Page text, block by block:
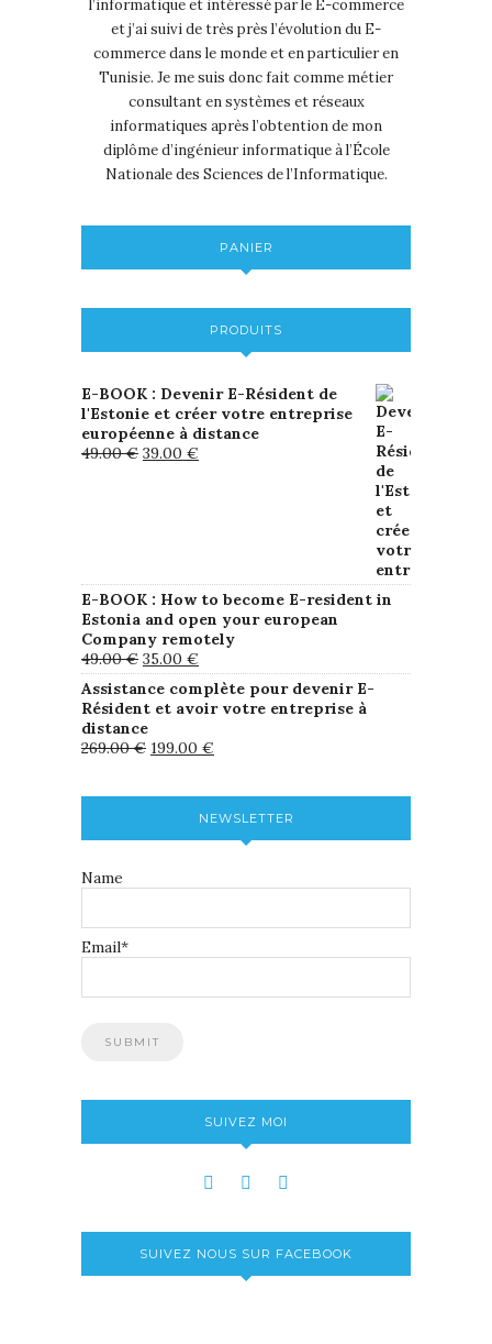
l’informatique et intéressé par le E-commerce
et j’ai suivi de très près l’évolution du E-
commerce dans le monde et en particulier en
Tunisie. Je me suis donc fait comme métier
consultant en systèmes et réseaux
informatiques après l’obtention de mon
diplôme d’ingénieur informatique à l’École
Nationale des Sciences de l’Informatique.
PANIER
PRODUITS
E-BOOK : Devenir E-Résident de
l'Estonie et créer votre entreprise
européenne à distance
49.00€ 39.00 €
E-BOOK : How to become E-resident in
Estonia and open your european
Company remotely
49.00€ 35.00 €
Assistance complète pour devenir E-
Résident et avoir votre entreprise à
distance
269.00€ 199.00 €
NEWSLETTER
Name
Email*
SUIVEZ MOI
SUIVEZ NOUS SUR FACEBOOK